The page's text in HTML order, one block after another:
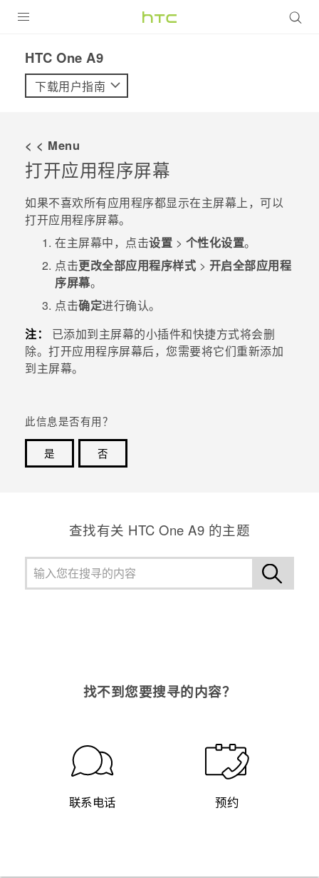
VIVE
支持帮助
在线客服
HTC One A9‎
下载用户指南
< < Menu
打开应用程序屏幕
如果不喜欢所有应用程序都显示在主屏幕上，可以
打开应用程序屏幕。
在主屏幕中，点击设置 > 个性化设置。
点击更改全部应用程序样式 > 开启全部应用程
序屏幕。
点击确定进行确认。
注：
已添加到主屏幕的小插件和快捷方式将会删
除。打开应用程序屏幕后，您需要将它们重新添加
到主屏幕。
此信息是否有用？
是
否
查找有关 HTC One A9 的主题
找不到您要搜寻的内容？
联系电话 预约